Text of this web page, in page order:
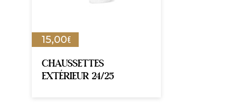
15,00€
CHAUSSETTES
EXTÉRIEUR 24/25